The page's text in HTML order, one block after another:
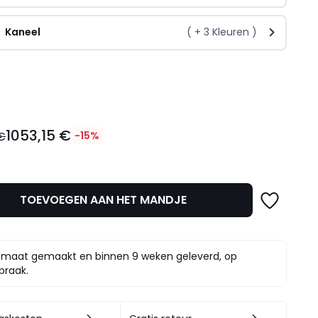
Kaneel ( + 3 Kleuren )
1053,15 € -15%
TOEVOEGEN AAN HET MANDJE
gemaakt en binnen 9 weken geleverd, op